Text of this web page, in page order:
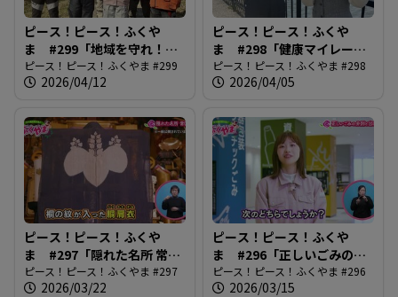
ピース！ピース！ふくや
ま #299「地域を守れ！有
害鳥獣ハンターズ」
ピース！ピース！ふくやま #299
2026/04/12
ピース！ピース！ふくや
ま #298「健康マイレージ
がバージョンアップ」
ピース！ピース！ふくやま #298
2026/04/05
ピース！ピース！ふくや
ま #297「隠れた名所 常国
寺」
ピース！ピース！ふくやま #297
2026/03/22
ピース！ピース！ふくや
ま #296「正しいごみの分
別と出し方」
ピース！ピース！ふくやま #296
2026/03/15